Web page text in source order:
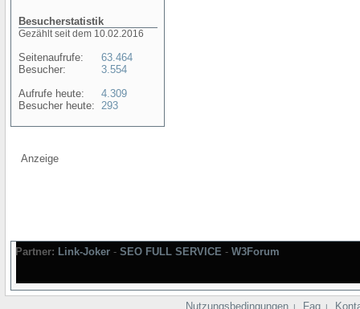
Besucherstatistik
Gezählt seit dem 10.02.2016
Seitenaufrufe:
Besucher:
Aufrufe heute:
Besucher heute:
63.464
3.554
4.309
293
Anzeige
Partner: Link-Joker - SEO FULL SERVICE - W3Forum
Nutzungsbedingungen | Faq |